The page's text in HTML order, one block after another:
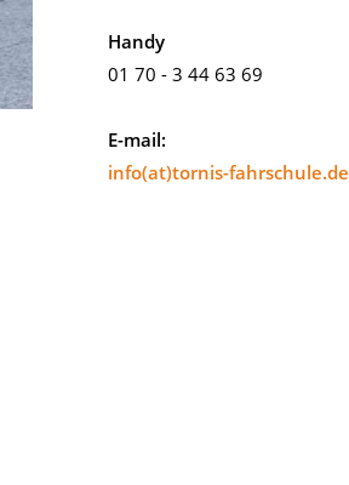
Handy
01 70 - 3 44 63 69
E-mail:
info(at)tornis-fahrschule.de